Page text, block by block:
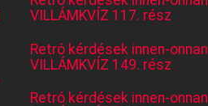
VILLÁMKVÍZ 117. rész
Retró kérdések innen-onnan
VILLÁMKVÍZ 149. rész
Retró kérdések innen-onnan